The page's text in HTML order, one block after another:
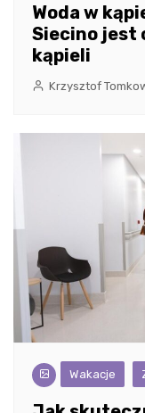
Woda w
Siecino jest
kąpieli
Krzysztof
Wakacje